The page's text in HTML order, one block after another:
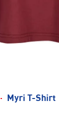
· Myri T-Shirt